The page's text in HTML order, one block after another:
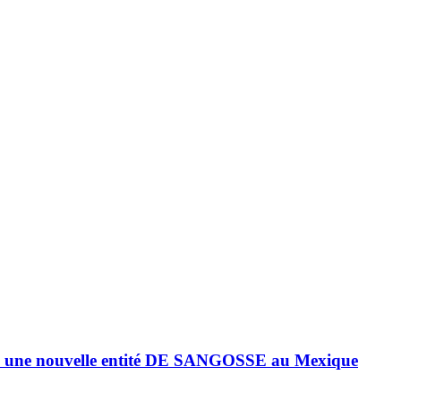
nouvelle entité DE SANGOSSE au Mexique